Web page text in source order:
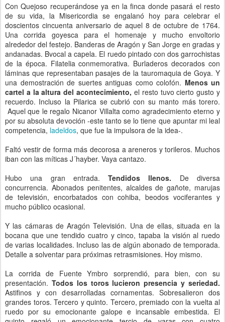
Con Quejoso recuperándose ya en la finca donde pasará el resto
de su vida, la Misericordia se engalanó hoy para celebrar el
doscientos cincuenta aniversario de aquel 8 de octubre de 1764.
Una corrida goyesca para el homenaje y mucho envoltorio
alrededor del festejo. Banderas de Aragón y San Jorge en gradas y
andanadas. Bvocal a capela. El ruedo pintado con dos garrochistas
de la época. Filatelia conmemorativa. Burladeros decorados con
láminas que representaban pasajes de la tauromaquia de Goya. Y
una demostración de suertes antiguas como colofón. Menos un
cartel a la altura del acontecimiento, el resto tuvo cierto gusto y
recuerdo. Incluso la Pilarica se cubrió con su manto más torero.
Aquel que le regalo Nicanor Villalta como agradecimiento eterno y
por su absoluta devoción -este tanto se lo tiene que apuntar mi leal
competencia, ladeldos, que fue la impulsora de la idea-.
Faltó vestir de forma más decorosa a areneros y torileros. Muchos
iban con las míticas J´hayber. Vaya cantazo.
Hubo una gran entrada.Tendidos llenos. De diversa
concurrencia. Abonados penitentes, alcaldes de gañote, marujas
de televisión, encorbatados con cohiba, beodos vociferantes y
mucho público ocasional.
Y las cámaras de Aragón Televisión. Una de ellas, situada en la
bocana que une tendido cuatro y cinco, tapaba la visión al ruedo
de varias localidades. Incluso las de algún abonado de temporada.
Detalle a solventar para próximas retrasmisiones. Hoy mismo.
La corrida de Fuente Ymbro sorprendió, para bien, con su
presentación. Todos los toros lucieron presencia y seriedad.
Astifinos y con desarrolladas cornamentas. Sobresalieron dos
grandes toros. Tercero y quinto. Tercero, premiado con la vuelta al
ruedo por su emocionante galope e incansable embestida. El